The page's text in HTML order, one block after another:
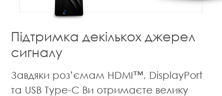
Підтримка декількох джерел
сигналу
Завдяки роз’ємам HDMI™, DisplayPort
та USB Type-C Ви отримаєте велику